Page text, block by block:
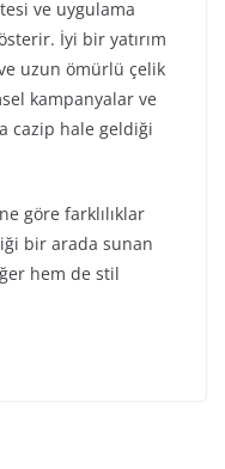
ve uygulama
İyi bir yatırım
uzun ömürlü çelik
kampanyalar ve
cazip hale geldiği
göre farklılıklar
bir arada sunan
hem de stil